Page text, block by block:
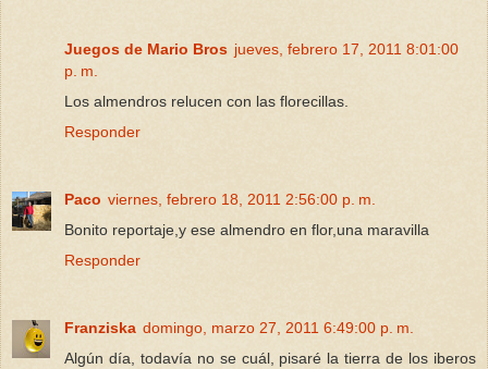
Juegos de Mario Bros jueves, febrero 17, 2011 8:01:00
p. m.
Los almendros relucen con las florecillas.
Responder
Paco viernes, febrero 18, 2011 2:56:00 p. m.
Bonito reportaje,y ese almendro en flor,una maravilla
Responder
Franziska domingo, marzo 27, 2011 6:49:00 p. m.
Algún día, todavía no se cuál, pisaré la tierra de los iberos